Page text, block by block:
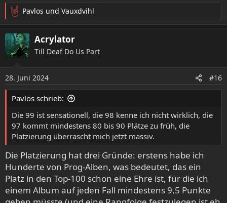
R
e
a
k
t
n
e
n
Pavlos und Vauxdvihl
Acrylator
Till Deaf Do Us Part
28. Juni 2024 #16
Pavlos schrieb:
Die 99 ist sensationell, die 98 kenne ich nicht wirklich, die
97 kommt mindestens 80 bis 90 Plätze zu früh, die
Platzierung überrascht mich jetzt massiv.
Die Platzierung hat drei Gründe: erstens habe ich
Hunderte von Prog-Alben, was bedeutet, das ein
Platz in den Top-100 schon eine Ehre ist, für die ich
einem Album auf jeden Fall mindestens 9,5 Punkte